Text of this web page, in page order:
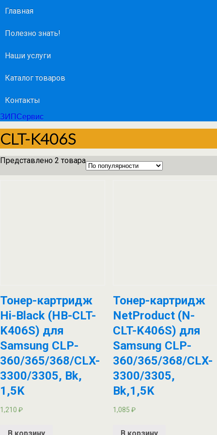
Главная
Полезно знать!
Наши услуги
Каталог товаров
Контакты
ЗИПСервис
CLT-K406S
Представлено 2 товара
Тонер-картридж
Hi-Black (HB-CLT-
K406S) для
Samsung CLP-
360/365/368/CLX-
3300/3305, Bk,
1,5K
1,210 ₽
Тонер-картридж
NetProduct (N-
CLT-K406S) для
Samsung CLP-
360/365/368/CLX-
3300/3305,
Bk,1,5K
1,085 ₽